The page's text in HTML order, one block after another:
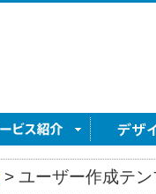
> ユーザー作成テ